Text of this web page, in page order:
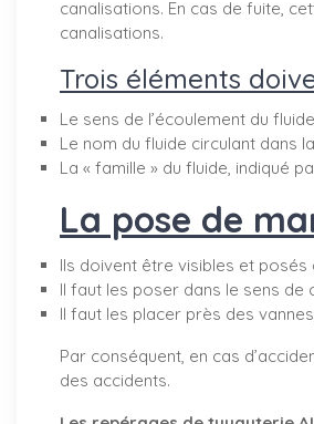
canalisations. En cas de fuite,
canalisations.
Trois éléments
Le sens de l’écoulement du
Le nom du fluide circulant dans
La « famille » du fluide, indiqué
La pose de
Ils doivent être visibles et
Il faut les poser dans le sens de
Il faut les placer près des
Par conséquent, en cas
des accidents.